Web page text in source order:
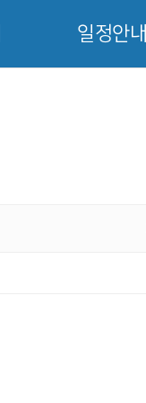
일정안내